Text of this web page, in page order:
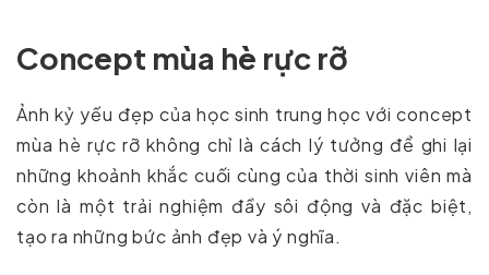
Concept mùa hè rực rỡ
Ảnh kỷ yếu đẹp của học sinh trung học với concept
mùa hè rực rỡ không chỉ là cách lý tưởng để ghi lại
những khoảnh khắc cuối cùng của thời sinh viên mà
còn là một trải nghiệm đầy sôi động và đặc biệt,
tạo ra những bức ảnh đẹp và ý nghĩa.